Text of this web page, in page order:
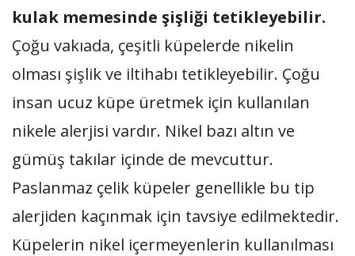
kulak memesinde şişliği tetikleyebilir.
Çoğu vakıada, çeşitli küpelerde nikelin
olması şişlik ve iltihabı tetikleyebilir. Çoğu
insan ucuz küpe üretmek için kullanılan
nikele alerjisi vardır. Nikel bazı altın ve
gümüş takılar içinde de mevcuttur.
Paslanmaz çelik küpeler genellikle bu tip
alerjiden kaçınmak için tavsiye edilmektedir.
Küpelerin nikel içermeyenlerin kullanılması